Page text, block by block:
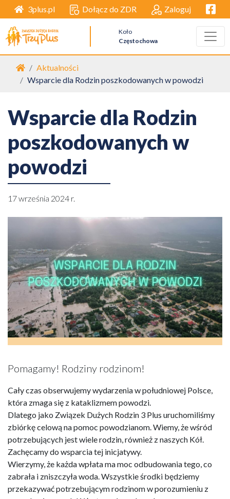
3plus.pl Dołącz do ZDR Zaloguj
Koło
Częstochowa
Strona główna
Aktualności
Wsparcie dla Rodzin poszkodowanych w powodzi
Wsparcie dla Rodzin
poszkodowanych w
powodzi
17 września 2024 r.
Pomagamy! Rodziny rodzinom!
Cały czas obserwujemy wydarzenia w południowej Polsce,
która zmaga się z kataklizmem powodzi.
Dlatego jako Związek Dużych Rodzin 3 Plus uruchomiliśmy
zbiórkę celową na pomoc powodzianom. Wiemy, że wśród
potrzebujących jest wiele rodzin, również z naszych Kół.
Zachęcamy do wsparcia tej inicjatywy.
Wierzymy, że każda wpłata ma moc odbudowania tego, co
zabrała i zniszczyła woda. Wszystkie środki będziemy
przekazywać potrzebującym rodzinom w porozumieniu z